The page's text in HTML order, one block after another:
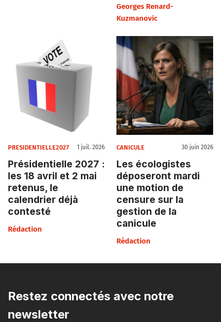
Georges Renard-
Kuzmanovic
PRESIDENTIELLE2027 1 juil. 2026
Présidentielle 2027 :
les 18 avril et 2 mai
retenus, le
calendrier déjà
contesté
Rédaction
CANICULE 30 juin 2026
Les écologistes
déposeront mardi
une motion de
censure sur la
gestion de la
canicule
Rédaction
Restez connectés avec notre
newsletter